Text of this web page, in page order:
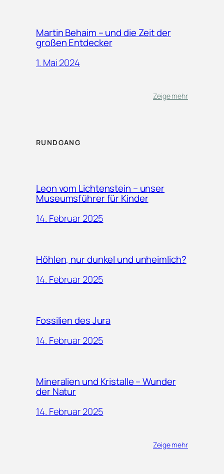
Martin Behaim – und die Zeit der
großen Entdecker
1. Mai 2024
Zeige mehr
RUNDGANG
Leon vom Lichtenstein – unser
Museumsführer für Kinder
14. Februar 2025
Höhlen, nur dunkel und unheimlich?
14. Februar 2025
Fossilien des Jura
14. Februar 2025
Mineralien und Kristalle – Wunder
der Natur
14. Februar 2025
Zeige mehr